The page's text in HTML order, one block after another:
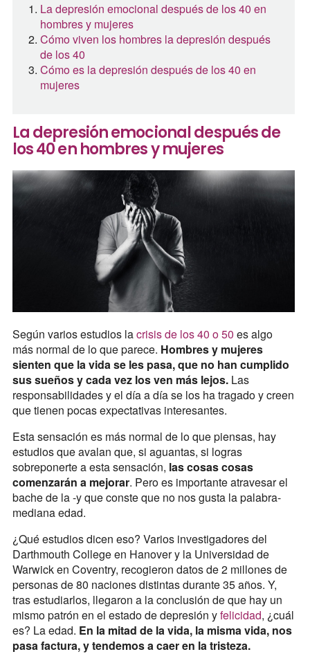
La depresión emocional después de los 40 en
hombres y mujeres
Cómo viven los hombres la depresión después
de los 40
Cómo es la depresión después de los 40 en
mujeres
La depresión emocional después de
los 40 en hombres y mujeres
Según varios estudios lacrisis de los 40 o 50 es algo
más normal de lo que parece. Hombres y mujeres
sienten que la vida se les pasa, que no han cumplido
sus sueños y cada vez los ven más lejos.Las
responsabilidades y el día a día se los ha tragado y creen
que tienen pocas expectativas interesantes.
Esta sensación es más normal de lo que piensas, hay
estudios que avalan que, si aguantas, si logras
sobreponerte a esta sensación, las cosas cosas
comenzarán a mejorar. Pero es importante atravesar el
bache de la -y que conste que no nos gusta la palabra-
mediana edad.
¿Qué estudios dicen eso? Varios investigadores del
Darthmouth College en Hanover y la Universidad de
Warwick en Coventry, recogieron datos de 2 millones de
personas de 80 naciones distintas durante 35 años. Y,
tras estudiarlos, llegaron a la conclusión de que hay un
mismo patrón en el estado de depresión yfelicidad, ¿cuál
es? La edad. En la mitad de la vida, la misma vida, nos
pasa factura, y tendemos a caer en la tristeza.